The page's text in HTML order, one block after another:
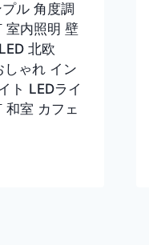
ル 角度調
室内照明 壁
北欧
しゃれ イン
ト LEDライ
和室 カフェ